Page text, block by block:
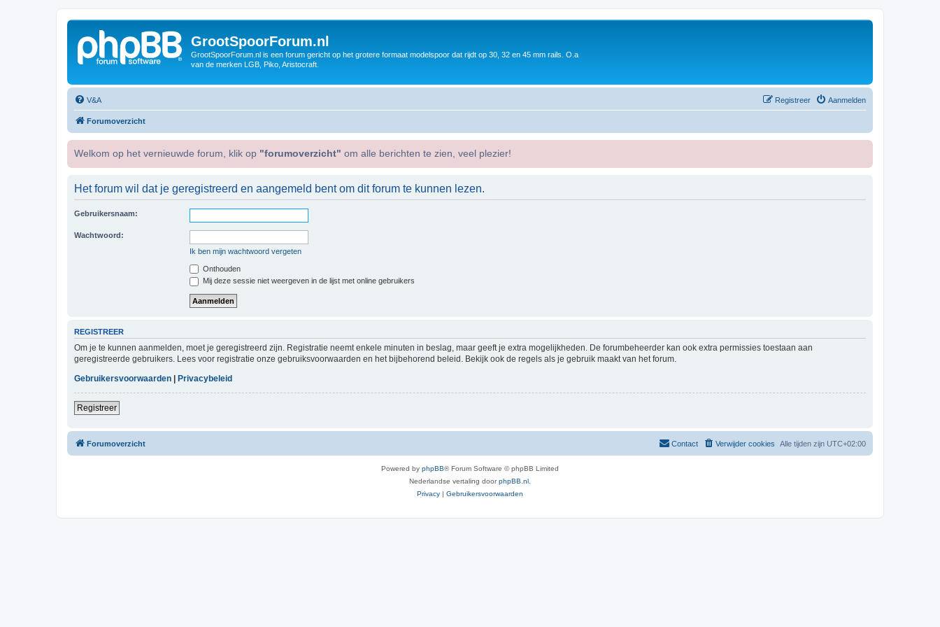
GrootSpoorForum.nl
GrootSpoorForum.nl is een forum gericht op het grotere formaat modelspoor dat rijdt op 30, 32 en 45 mm rails. O.a
van de merken LGB, Piko, Aristocraft.
V&A Aanmelden
Registreer
Forumoverzicht
Welkom op het vernieuwde forum, klik op "forumoverzicht" om alle berichten te zien, veel plezier!
Het forum wil dat je geregistreerd en aangemeld bent om dit forum te kunnen lezen.
Gebruikersnaam:
Wachtwoord:
Ik ben mijn wachtwoord vergeten
Onthouden
Mij deze sessie niet weergeven in de lijst met online gebruikers
REGISTREER
Om je te kunnen aanmelden, moet je geregistreerd zijn. Registratie neemt enkele minuten in beslag, maar geeft je extra mogelijkheden. De forumbeheerder kan ook extra permissies toestaan aan
geregistreerde gebruikers. Lees voor registratie onze gebruiksvoorwaarden en het bijbehorend beleid. Bekijk ook de regels als je gebruik maakt van het forum.
Gebruikersvoorwaarden
Privacybeleid
Registreer
Forumoverzicht Alle tijden zijn UTC+02:00
Verwijder cookies
Contact
Powered by phpBB® Forum Software © phpBB Limited
Nederlandse vertaling doorphpBB.nl.
Privacy | Gebruikersvoorwaarden